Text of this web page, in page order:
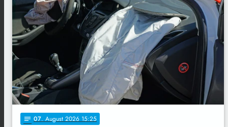
notes 07. August 2026 15:25